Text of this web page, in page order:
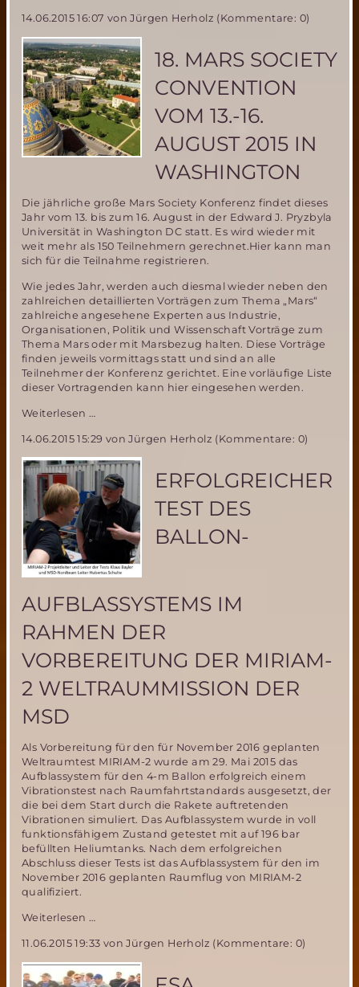
Parabelflug
der
Miriam2-
Ballonerprobung
im
November
2015
noch
ein
14.06.2015 16:07 von Jürgen Herholz (Kommentare: 0)
18. MARS SOCIETY
CONVENTION
VOM 13.-16.
AUGUST 2015 IN
WASHINGTON
Die jährliche große Mars Society Konferenz findet dieses
Jahr vom 13. bis zum 16. August in der Edward J. Pryzbyla
Universität in Washington DC statt. Es wird wieder mit
weit mehr als 150 Teilnehmern gerechnet.Hier kann man
sich für die Teilnahme registrieren.
Wie jedes Jahr, werden auch diesmal wieder neben den
zahlreichen detaillierten Vorträgen zum Thema „Mars“
zahlreiche angesehene Experten aus Industrie,
Organisationen, Politik und Wissenschaft Vorträge zum
Thema Mars oder mit Marsbezug halten. Diese Vorträge
finden jeweils vormittags statt und sind an alle
Teilnehmer der Konferenz gerichtet. Eine vorläufige Liste
dieser Vortragenden kann hier eingesehen werden.
Weiterlesen …
Society
Convention
vom
13.-16.
August
2015
in
Washington
14.06.2015 15:29 von Jürgen Herholz (Kommentare: 0)
ERFOLGREICHER
TEST DES
BALLON-
AUFBLASSYSTEMS IM
RAHMEN DER
VORBEREITUNG DER MIRIAM-
2 WELTRAUMMISSION DER
MSD
Als Vorbereitung für den für November 2016 geplanten
Weltraumtest MIRIAM-2 wurde am 29. Mai 2015 das
Aufblassystem für den 4-m Ballon erfolgreich einem
Vibrationstest nach Raumfahrtstandards ausgesetzt, der
die bei dem Start durch die Rakete auftretenden
Vibrationen simuliert. Das Aufblassystem wurde in voll
funktionsfähigem Zustand getestet mit auf 196 bar
befüllten Heliumtanks. Nach dem erfolgreichen
Abschluss dieser Tests ist das Aufblassystem für den im
November 2016 geplanten Raumflug von MIRIAM-2
qualifiziert.
Weiterlesen …
des
Ballon-
Aufblassystems
11.06.2015 19:33 von Jürgen Herholz (Kommentare: 0)